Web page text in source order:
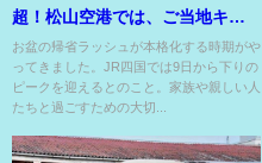
超！松山空港では、ご当地キャ
ラがお出迎え！
お盆の帰省ラッシュが本格化する時期がや
ってきました。JR四国では9日から下りの
ピークを迎えるとのこと。家族や親しい人
たちと過ごすための大切...